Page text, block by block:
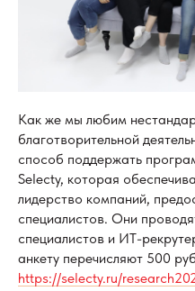
Как же мы любим
благотворительной
способ поддержать
Selecty, которая
лидерство компаний,
специалистов. Они
специалистов и ИТ-
анкету перечисляют 500
https://selecty.ru/